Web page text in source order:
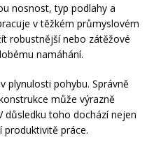
nosnost, typ podlahy a
v těžkém průmyslovém
robustnější nebo zátěžové
namáhání.
plynulosti pohybu. Správně
může výrazně
důsledku toho dochází nejen
produktivitě práce.